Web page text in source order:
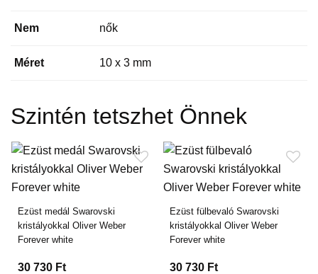
Nem nők
Méret 10 x 3 mm
Szintén tetszhet Önnek
Ezüst medál Swarovski
kristályokkal Oliver Weber
Forever white
30 730 Ft
Ezüst fülbevaló Swarovski
kristályokkal Oliver Weber
Forever white
30 730 Ft